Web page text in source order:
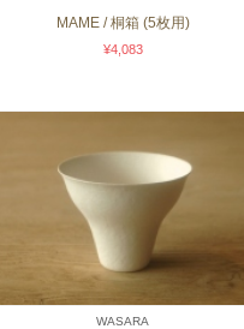
MAME / 桐箱 (5枚用)
¥4,083
WASARA